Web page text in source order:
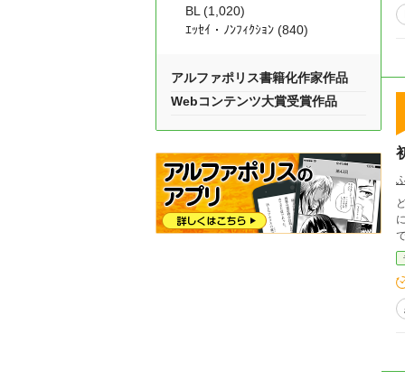
BL (1,020)
ｴｯｾｲ・ﾉﾝﾌｨｸｼｮﾝ (840)
アルファポリス書籍化作家作品
Webコンテンツ大賞受賞作品